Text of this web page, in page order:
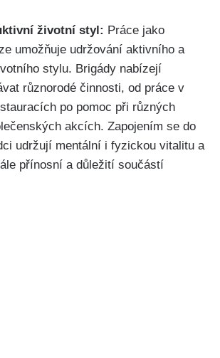
životní styl: Práce jako
umožňuje udržování aktivního a
stylu. Brigády nabízejí
různorodé činnosti, od práce v
po pomoc při různých
akcích. Zapojením se do
udržují mentální i fyzickou vitalitu a
přínosní a důležití součástí